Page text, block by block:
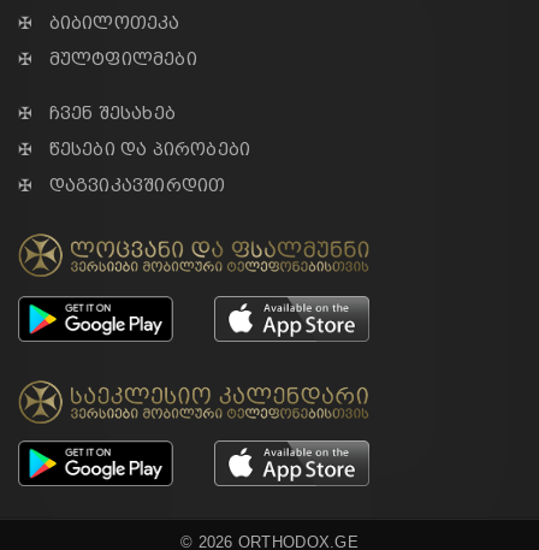
✠ ბიბილოთეკა
✠ მულტფილმები
✠ ჩვენ შესახებ
✠ წესები და პირობები
✠ დაგვიკავშირდით
© 2026 ORTHODOX.GE